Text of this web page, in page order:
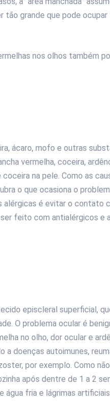
tão grande que pode
nos olhos também
ácaro, mofo e outras
vermelha, coceira,
na pele. Como as
o que ocasiona o
alérgicas é evitar o contato
feito com antialérgicos e
episcleral superficial,
O problema ocular é
no olho, dor ocular e
a doenças autoimunes,
por exemplo. Como
após dentre de 1 a 2
fria e lágrimas